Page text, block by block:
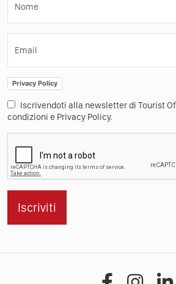
Nome
Email
Privacy Policy
Iscrivendoti alla newsletter di Tourist
condizioni e Privacy Policy.
Iscriviti